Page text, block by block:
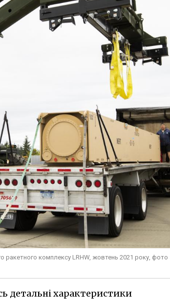
ракетного комплексу LRHW, жовтень 2021 року, фото
детальні характеристики